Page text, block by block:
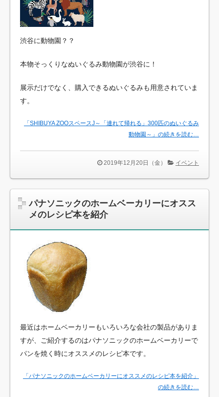
渋谷に動物園？？
本物そっくりなぬいぐるみ動物園が渋谷に！
展示だけでなく、購入できるぬいぐるみも用意されていま
す。
「SHIBUYA ZOOスペースJ～「連れて帰れる」300匹のぬいぐるみ
動物園～」の続きを読む…
2019年12月20日（金） イベント
パナソニックのホームベーカリーにオスス
メのレシピ本を紹介
最近はホームベーカリーもいろいろな会社の製品がありま
すが、ご紹介するのはパナソニックのホームベーカリーで
パンを焼く時にオススメのレシピ本です。
「パナソニックのホームベーカリーにオススメのレシピ本を紹介」
の続きを読む…